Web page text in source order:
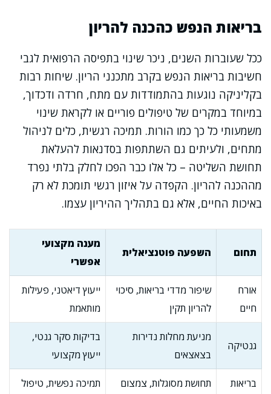
בריאות הנפש כהכנה להריון
ככל שעוברות השנים, ניכר שינוי בתפיסה הרפואית לגבי
חשיבות בריאות הנפש בקרב מתכנני הריון. שיחות רבות
בקליניקה נוגעות בהתמודדות עם מתח, חרדה ודכדוך,
במיוחד במקרים של טיפולים פוריים או לקראת שינוי
משמעותי כל כך כמו הורות. תמיכה רגשית, כלים לניהול
מתחים, ולעיתים גם השתתפות בסדנאות להעלאת
תחושת השליטה – כל אלו כבר הפכו לחלק בלתי נפרד
מההכנה להריון. הקפדה על איזון רגשי תומכת לא רק
באיכות החיים, אלא גם בתהליך ההיריון עצמו.
תחום השפעה פוטנציאלית
מענה מקצועי
אפשרי
אורח
חיים
שיפור מדדי בריאות, סיכוי
להריון תקין
ייעוץ דיאטני, פעילות
מותאמת
גנטיקה
מניעת מחלות נדירות
בצאצאים
בדיקות סקר גנטי,
ייעוץ מקצועי
בריאות
תחושת מסוגלות, צמצום
תמיכה נפשית, טיפול